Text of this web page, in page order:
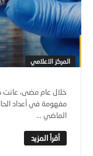
المركز الاعلامي
خلال عام مضى، عانت
الماضي ...